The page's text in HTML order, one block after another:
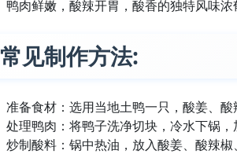
鸭肉鲜嫩，酸辣开胃，酸香的独特风味浓
常见制作方法:
准备食材：选用当地土鸭一只，酸姜、
处理鸭肉：将鸭子洗净切块，冷水下锅，
炒制酸料：锅中热油，放入酸姜、酸辣椒